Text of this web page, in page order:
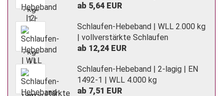
ab 5,64 EUR
Schlaufen-Hebeband | WLL 2.000 kg
| vollverstärkte Schlaufen
ab 12,24 EUR
Schlaufen-Hebeband | 2-lagig | EN
1492-1 | WLL 4.000 kg
ab 7,51 EUR